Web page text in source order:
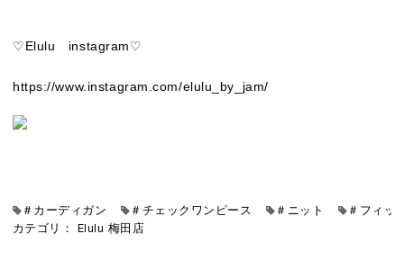
♡Elulu instagram♡
https://www.instagram.com/elulu_by_jam/
＃カーディガン ＃チェックワンピース ＃ニット
＃フィッ
カテゴリ： Elulu 梅田店